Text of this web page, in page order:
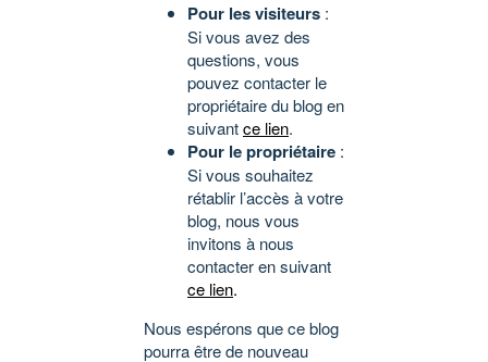
Pour les visiteurs :
Si vous avez des
questions, vous
pouvez contacter le
propriétaire du blog en
suivantce lien.
Pour le propriétaire :
Si vous souhaitez
rétablir l’accès à votre
blog, nous vous
invitons à nous
contacter en suivant
ce lien.
Nous espérons que ce blog
pourra être de nouveau